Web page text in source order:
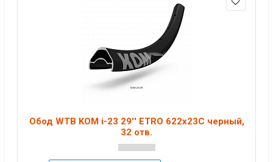
Обод WTB KOM i-23 29'' ETRO 622x23C черный,
32 отв.